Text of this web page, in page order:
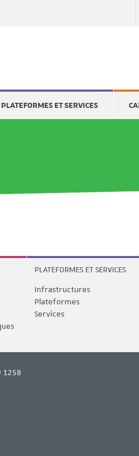
PLATEFORMES ET SERVICES
PLATEFORMES ET SERVICES
Infrastructures
Plateformes
Services
1258